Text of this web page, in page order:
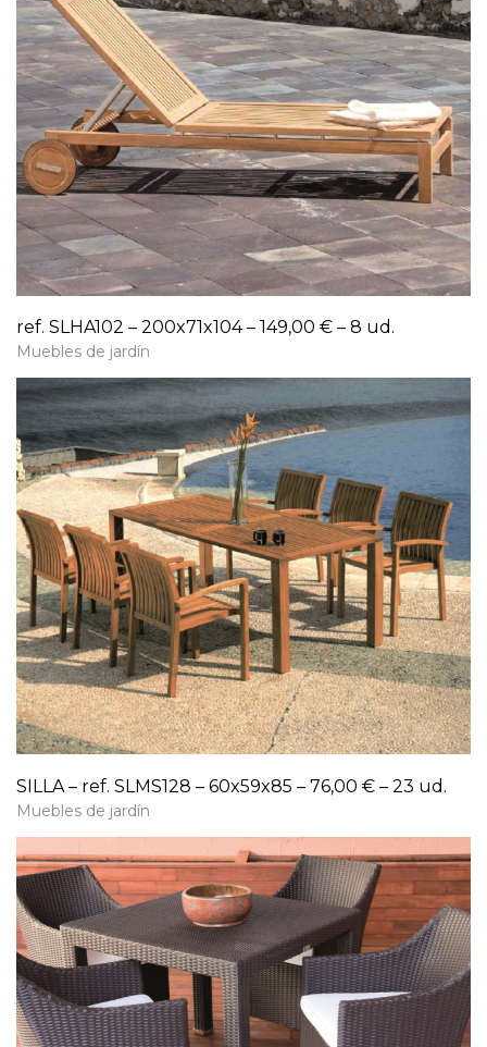
ref. SLHA102 – 200x71x104 – 149,00 € – 8 ud.
Muebles de jardín
SILLA – ref. SLMS128 – 60x59x85 – 76,00 € – 23 ud.
Muebles de jardín